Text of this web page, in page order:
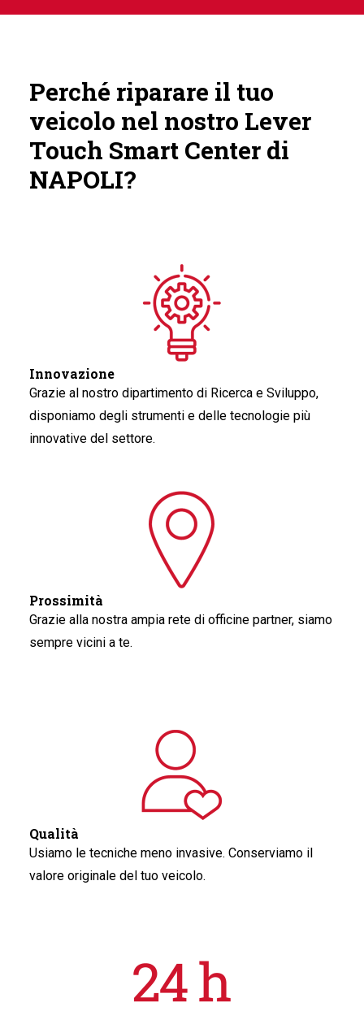
Perché riparare il tuo
veicolo nel nostro Lever
Touch Smart Center di
NAPOLI?
Innovazione
Grazie al nostro dipartimento di Ricerca e Sviluppo,
disponiamo degli strumenti e delle tecnologie più
innovative del settore.
Prossimità
Grazie alla nostra ampia rete di officine partner, siamo
sempre vicini a te.
Qualità
Usiamo le tecniche meno invasive. Conserviamo il
valore originale del tuo veicolo.